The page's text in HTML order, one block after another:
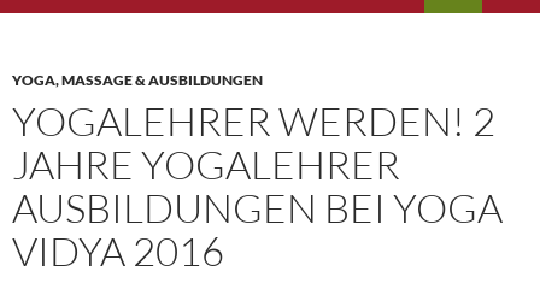
YOGA, MASSAGE & AUSBILDUNGEN
YOGALEHRER WERDEN! 2
JAHRE YOGALEHRER
AUSBILDUNGEN BEI YOGA
VIDYA 2016